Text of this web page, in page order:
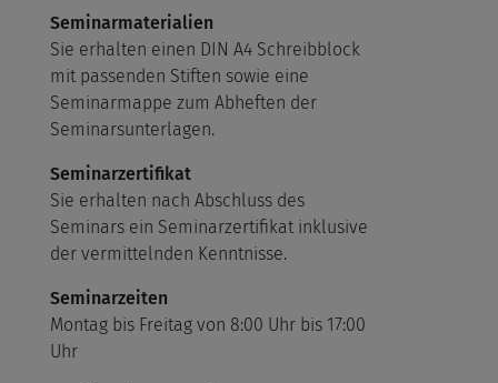
Seminarmaterialien
Sie erhalten einen DIN A4 Schreibblock
mit passenden Stiften sowie eine
Seminarmappe zum Abheften der
Seminarsunterlagen.
Seminarzertifikat
Sie erhalten nach Abschluss des
Seminars ein Seminarzertifikat inklusive
der vermittelnden Kenntnisse.
Seminarzeiten
Montag bis Freitag von 8:00 Uhr bis 17:00
Uhr